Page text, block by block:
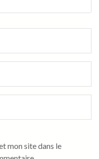
mon site dans le